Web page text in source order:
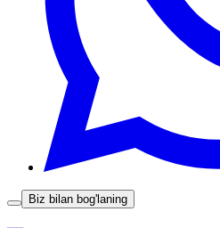
Biz bilan bog'laning